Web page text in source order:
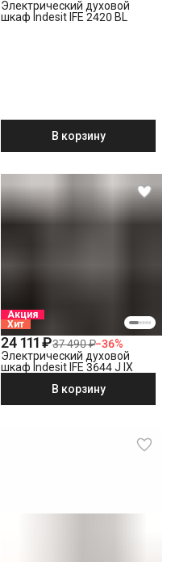
Электрический духовой
шкаф Indesit IFE 2420 BL
В корзину
Акция
Хит
24 111 ₽37 490 ₽−36%
Электрический духовой
шкаф Indesit IFE 3644 J IX
В корзину